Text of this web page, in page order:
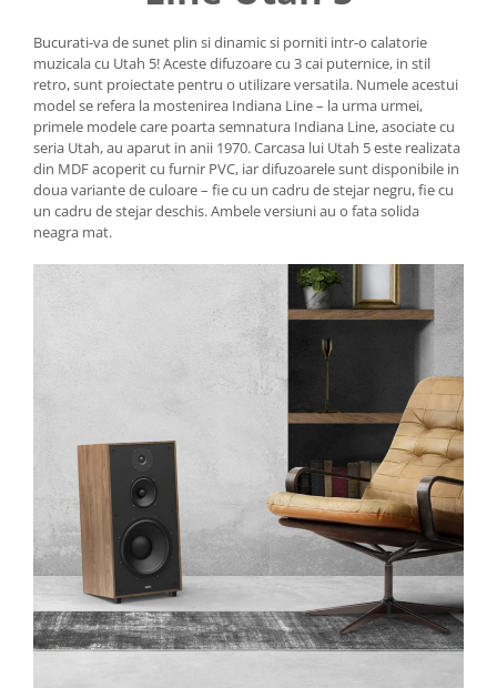
Bucurati-va de sunet plin si dinamic si porniti intr-o calatorie
muzicala cu Utah 5! Aceste difuzoare cu 3 cai puternice, in stil
retro, sunt proiectate pentru o utilizare versatila. Numele acestui
model se refera la mostenirea Indiana Line – la urma urmei,
primele modele care poarta semnatura Indiana Line, asociate cu
seria Utah, au aparut in anii 1970. Carcasa lui Utah 5 este realizata
din MDF acoperit cu furnir PVC, iar difuzoarele sunt disponibile in
doua variante de culoare – fie cu un cadru de stejar negru, fie cu
un cadru de stejar deschis. Ambele versiuni au o fata solida
neagra mat.